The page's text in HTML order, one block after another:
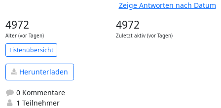
Zeige Antworten nach Datum
4972
Alter (vor Tagen)
4972
Zuletzt aktiv (vor Tagen)
Listenübersicht
Herunterladen
0 Kommentare
1 Teilnehmer